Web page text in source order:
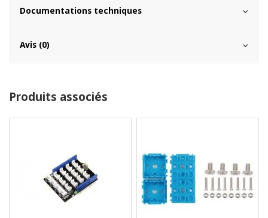
Documentations techniques
Avis (0)
Produits associés